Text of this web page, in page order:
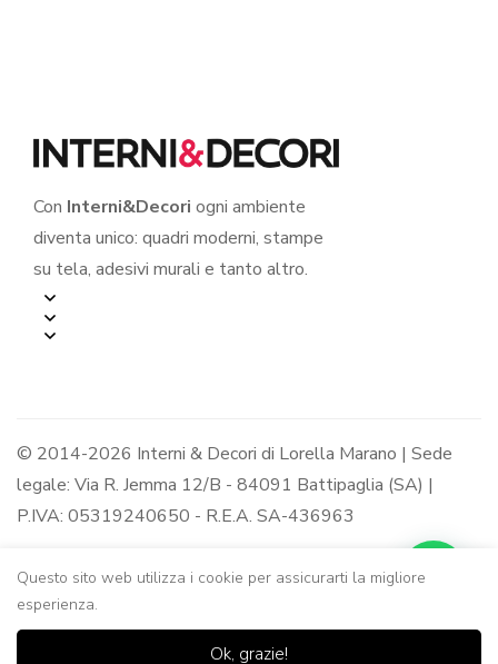
Con Interni&Decori ogni ambiente
diventa unico: quadri moderni, stampe
su tela, adesivi murali e tanto altro.
© 2014-2026 Interni & Decori di Lorella Marano | Sede
legale: Via R. Jemma 12/B - 84091 Battipaglia (SA) |
P.IVA: 05319240650 - R.E.A. SA-436963
Questo sito web utilizza i cookie per assicurarti la migliore
esperienza.
Ok, grazie!
0